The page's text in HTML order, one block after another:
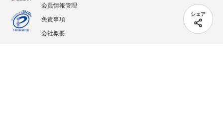
シェア
会員情報管理
免責事項
会社概要